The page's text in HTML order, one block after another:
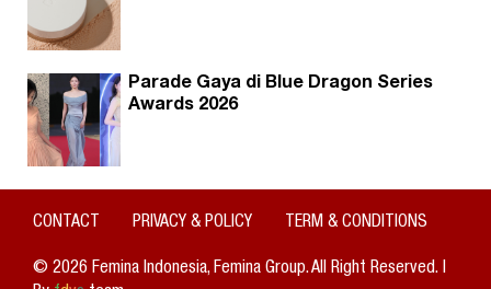
Parade Gaya di Blue Dragon Series
Awards 2026
CONTACT PRIVACY & POLICY TERM & CONDITIONS
© 2026 Femina Indonesia, Femina Group. All Right Reserved. |